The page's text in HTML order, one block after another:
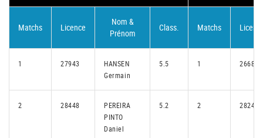
Matchs Licence
Nom &
Prénom
Class. Matchs
1 27943
HANSEN
Germain
5.5 1 26681
2 28448
PEREIRA
PINTO
Daniel
5.2 2 28243